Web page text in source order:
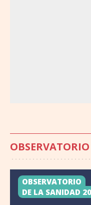
OBSERVATORIO
DE LA SANIDAD